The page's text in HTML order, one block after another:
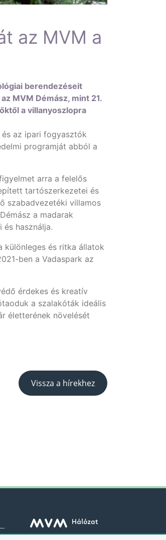
az MVM a
berendezéseit
MVM Démász, mint 21.
a villanyoszlopra
az ipari fogyasztók
programját abból a
arra a felelős
tartószerkezetei és
szabadvezetéki villamos
a madarak
használja.
különleges és ritka állatok
ben a Vadaspark az
érdekes és kreatív
a szalakóták ideális
életterének növelését
Vissza a hírekhez